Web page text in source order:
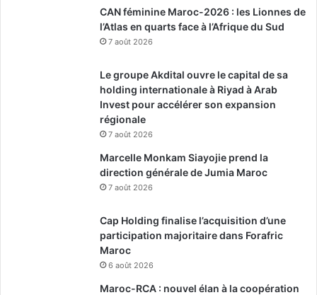
CAN féminine Maroc-2026 : les Lionnes de
l’Atlas en quarts face à l’Afrique du Sud
7 août 2026
Le groupe Akdital ouvre le capital de sa
holding internationale à Riyad à Arab
Invest pour accélérer son expansion
régionale
7 août 2026
Marcelle Monkam Siayojie prend la
direction générale de Jumia Maroc
7 août 2026
Cap Holding finalise l’acquisition d’une
participation majoritaire dans Forafric
Maroc
6 août 2026
Maroc-RCA : nouvel élan à la coopération